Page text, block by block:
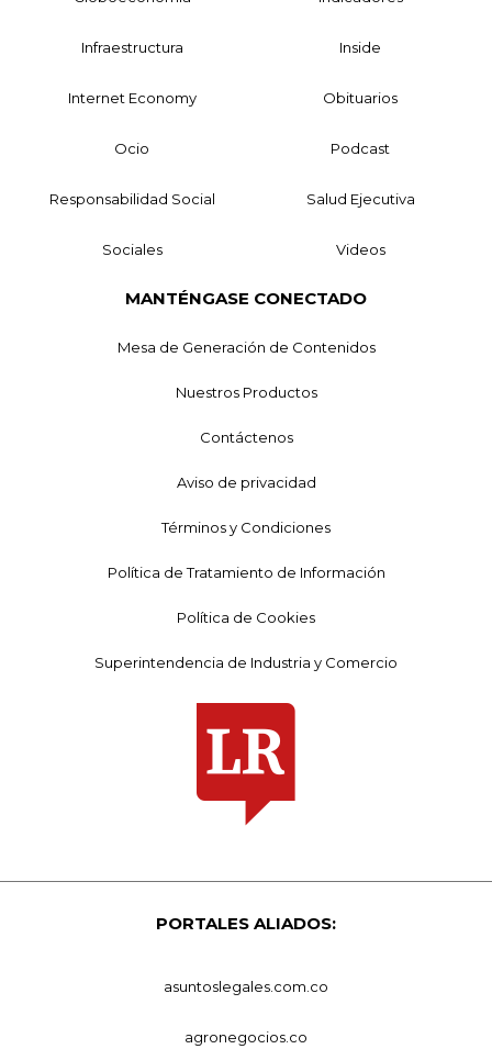
Infraestructura Inside
Internet Economy Obituarios
Ocio Podcast
Responsabilidad Social Salud Ejecutiva
Sociales Videos
MANTÉNGASE CONECTADO
Mesa de Generación de Contenidos
Nuestros Productos
Contáctenos
Aviso de privacidad
Términos y Condiciones
Política de Tratamiento de Información
Política de Cookies
Superintendencia de Industria y Comercio
PORTALES ALIADOS:
asuntoslegales.com.co
agronegocios.co